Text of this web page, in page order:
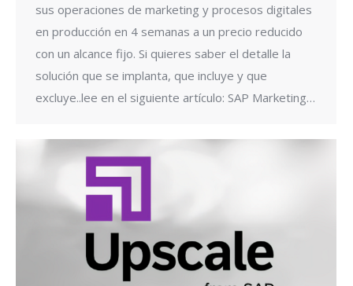
sus operaciones de marketing y procesos digitales
en producción en 4 semanas a un precio reducido
con un alcance fijo. Si quieres saber el detalle la
solución que se implanta, que incluye y que
excluye..lee en el siguiente artículo: SAP Marketing…